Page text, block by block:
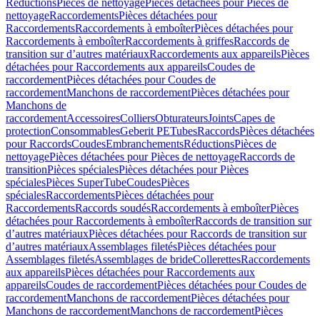
RéductionsPièces de nettoyagePièces détachées pour Pièces de
nettoyageRaccordementsPièces détachées pour
RaccordementsRaccordements à emboîterPièces détachées pour
Raccordements à emboîterRaccordements à griffesRaccords de
transition sur d’autres matériauxRaccordements aux appareilsPièces
détachées pour Raccordements aux appareilsCoudes de
raccordementPièces détachées pour Coudes de
raccordementManchons de raccordementPièces détachées pour
Manchons de
raccordementAccessoiresColliersObturateursJointsCapes de
protectionConsommablesGeberit PETubesRaccordsPièces détachées
pour RaccordsCoudesEmbranchementsRéductionsPièces de
nettoyagePièces détachées pour Pièces de nettoyageRaccords de
transitionPièces spécialesPièces détachées pour Pièces
spécialesPièces SuperTubeCoudesPièces
spécialesRaccordementsPièces détachées pour
RaccordementsRaccords soudésRaccordements à emboîterPièces
détachées pour Raccordements à emboîterRaccords de transition sur
d’autres matériauxPièces détachées pour Raccords de transition sur
d’autres matériauxAssemblages filetésPièces détachées pour
Assemblages filetésAssemblages de brideCollerettesRaccordements
aux appareilsPièces détachées pour Raccordements aux
appareilsCoudes de raccordementPièces détachées pour Coudes de
raccordementManchons de raccordementPièces détachées pour
Manchons de raccordementManchons de raccordementPièces